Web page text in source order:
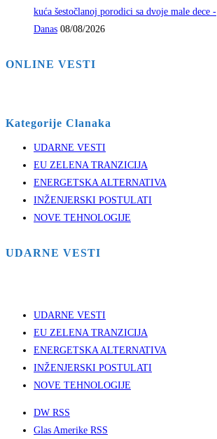
kuća šestočlanoj porodici sa dvoje male dece -
Danas 08/08/2026
ONLINE VESTI
Kategorije Clanaka
UDARNE VESTI
EU ZELENA TRANZICIJA
ENERGETSKA ALTERNATIVA
INŽENJERSKI POSTULATI
NOVE TEHNOLOGIJE
UDARNE VESTI
UDARNE VESTI
EU ZELENA TRANZICIJA
ENERGETSKA ALTERNATIVA
INŽENJERSKI POSTULATI
NOVE TEHNOLOGIJE
DW RSS
Glas Amerike RSS